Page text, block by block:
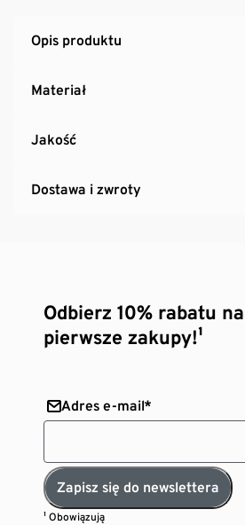
Opis produktu
Materiał
Jakość
Dostawa i zwroty
Odbierz 10% rabatu
pierwsze zakupy!¹
Adres e-mail*
Zapisz się do newslettera
¹ Obowiązują